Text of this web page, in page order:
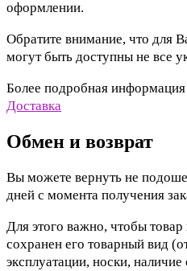
оформлении.
Обратите внимание, что для
могут быть доступны не все
Более подробная информация
Доставка
Обмен и возврат
Вы можете вернуть не
дней с момента получения
Для этого важно, чтобы
сохранен его товарный вид
эксплуатации, носки,